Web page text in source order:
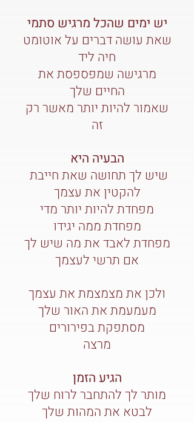
יש ימים שהכל מרגיש סתמי
שאת עושה דברים על אוטומט
חיה ליד
מרגישה שמפספסת את
החיים שלך
שאמור להיות יותר מאשר רק
זה
הבעיה היא
שיש לך תחושה שאת חייבת
להקטין את עצמך
מפחדת להיות יותר מדי
מפחדת ממה יגידו
מפחדת לאבד את מה שיש לך
אם תרשי לעצמך
ולכן את מצמצמת את עצמך
מעמעמת את האור שלך
מסתפקת בפירורים
מרצה
הגיע הזמן
מותר לך להתחבר לרוח שלך
לבטא את המהות שלך